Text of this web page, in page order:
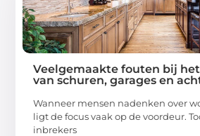
Veelgemaakte fouten bij
van schuren, garages en
Wanneer mensen nadenken over
ligt de focus vaak op de voordeur.
inbrekers